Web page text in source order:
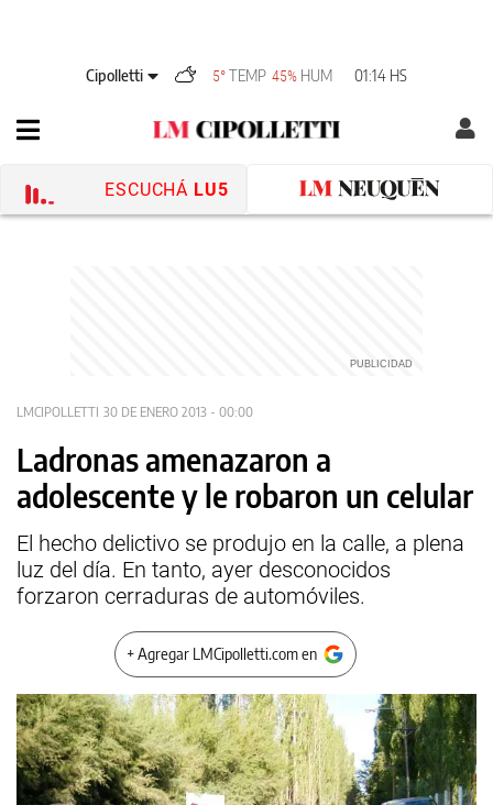
Cipolletti 5°TEMP 45% HUM 01:14 HS
ESCUCHÁ LU5
LMCIPOLLETTI 30 DE ENERO 2013 - 00:00
Ladronas amenazaron a
adolescente y le robaron un celular
El hecho delictivo se produjo en la calle, a plena
luz del día. En tanto, ayer desconocidos
forzaron cerraduras de automóviles.
+ Agregar LMCipolletti.com en